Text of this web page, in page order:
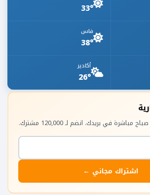
33°
فاس
38°
أكادير
26°
في بريدك. انضم لـ 120,000 مشترك.
اشتراك مجاني ←